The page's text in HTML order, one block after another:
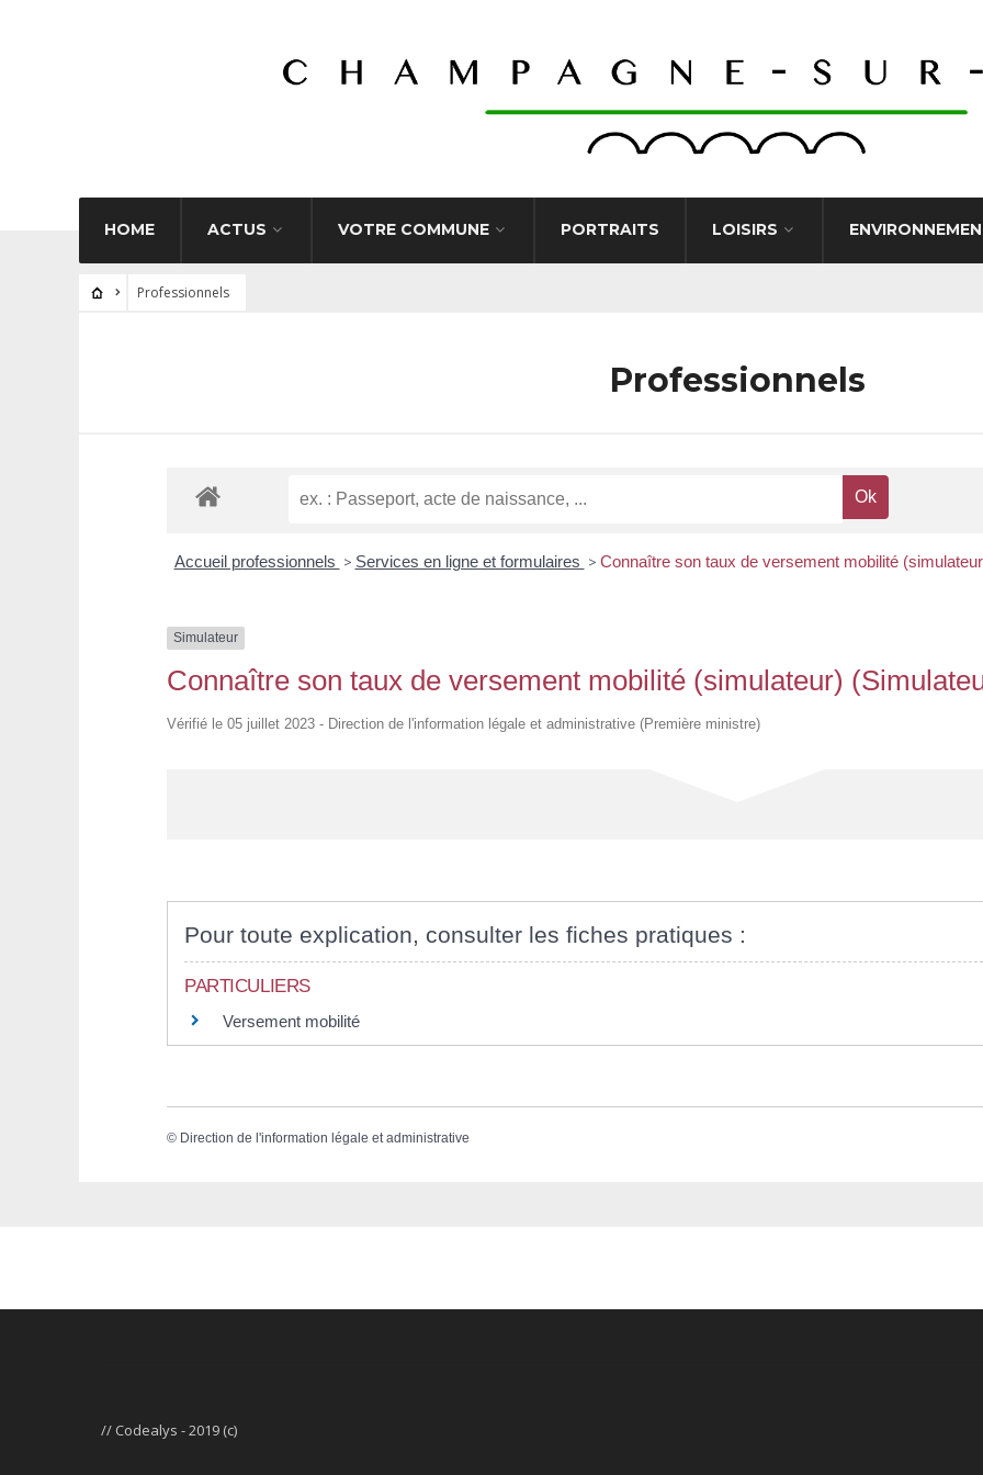
HOME ACTUS VOTRE COMMUNE PORTRAITS LOISIRS
Professionnels
Professionnels
Accueil professionnels > Services en ligne et formulaires > Connaître son taux de versement mobilité
Simulateur
Connaître son taux de versement mobilité (simulateur)
Vérifié le 05 juillet 2023 - Direction de l'information légale et administrative (Première ministre)
Pour toute explication, consulter les fiches pratiques :
PARTICULIERS
Versement mobilité
© Direction de l'information légale et administrative
// Codealys - 2019 (c)